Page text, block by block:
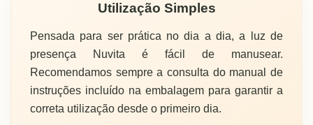
Utilização Simples
Pensada para ser prática no dia a dia, a luz de
presença Nuvita é fácil de manusear.
Recomendamos sempre a consulta do manual de
instruções incluído na embalagem para garantir a
correta utilização desde o primeiro dia.